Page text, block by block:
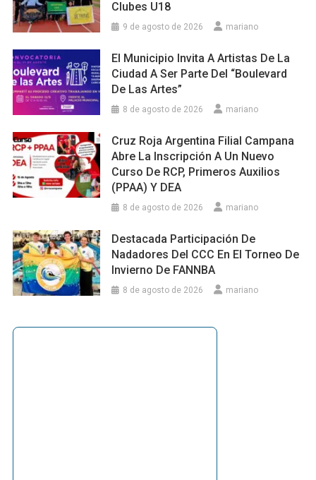
Clubes U18
9 de agosto de 2026 mariano
El Municipio Invita A Artistas De La
Ciudad A Ser Parte Del “Boulevard
De Las Artes”
8 de agosto de 2026 mariano
Cruz Roja Argentina Filial Campana
Abre La Inscripción A Un Nuevo
Curso De RCP, Primeros Auxilios
(PPAA) Y DEA
8 de agosto de 2026 mariano
Destacada Participación De
Nadadores Del CCC En El Torneo De
Invierno De FANNBA
8 de agosto de 2026 mariano